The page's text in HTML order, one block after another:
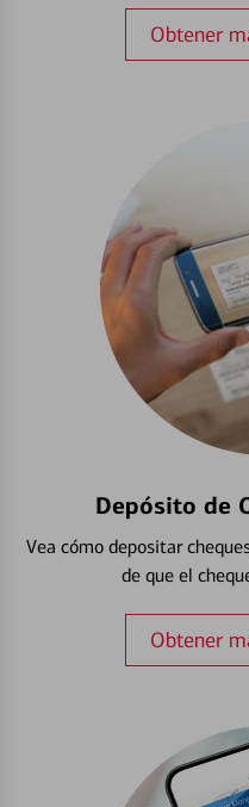
Obtener
Depósito de
Vea cómo depositar
de que el
Obtener